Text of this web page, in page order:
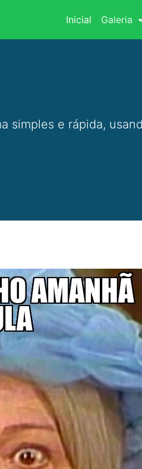
Inicial(current)
Galeria
simples e rápida,